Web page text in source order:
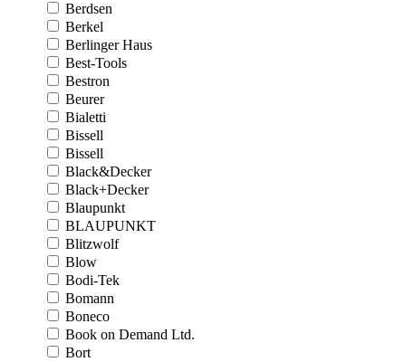
Berdsen
Berkel
Berlinger Haus
Best-Tools
Bestron
Beurer
Bialetti
Bissell
Bissell
Black&Decker
Black+Decker
Blaupunkt
BLAUPUNKT
Blitzwolf
Blow
Bodi-Tek
Bomann
Boneco
Book on Demand Ltd.
Bort